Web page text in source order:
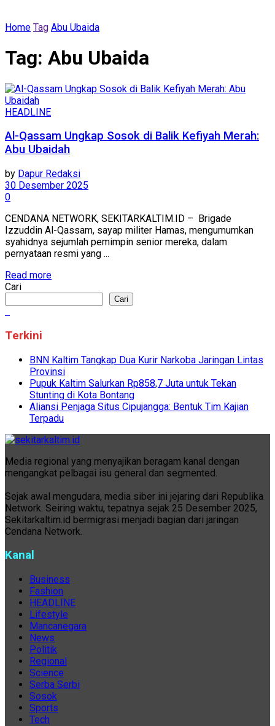
Home Tag Abu Ubaida
Tag: Abu Ubaida
HEADLINE
Al-Qassam Ungkap Sosok di Balik Kefiyah Merah:
Abu Ubaidah
by Dapur Redaksi
30 Desember 2025
0
CENDANA NETWORK, SEKITARKALTIM.ID – Brigade
Izzuddin Al-Qassam, sayap militer Hamas, mengumumkan
syahidnya sejumlah pemimpin senior mereka, dalam
pernyataan resmi yang ...
Read more
Cari
Cari
Terkini
BNN Kaltim Tangkap Dua Kurir Narkoba Jaringan Lintas
Provinsi
Pupuk Kaltim Salurkan Rp858,7 Juta untuk Tekan
Stunting di Kota Bontang
Aliansi Penjaga Situs Cipujangga: Bentuk Tim Kajian
Terpadu
Media regional yang menyajikan beragam kanal dengan
mengangkat pelbagai isu general dan segmented.
Sejak awal mengudara, media siber ini jejaring dari Republika
Network. Seiring waktu, tepatnya sejak 25 Desember 2025,
Sekitarkaltim.id bermigrasi menjadi bagian dari jaringan
Cendana Network.
Kanal
Business
Fashion
HEADLINE
Lifestyle
Mancanegara
News
Politik
Regional
Science
Serba Serbi
Sosok
Sports
Tech